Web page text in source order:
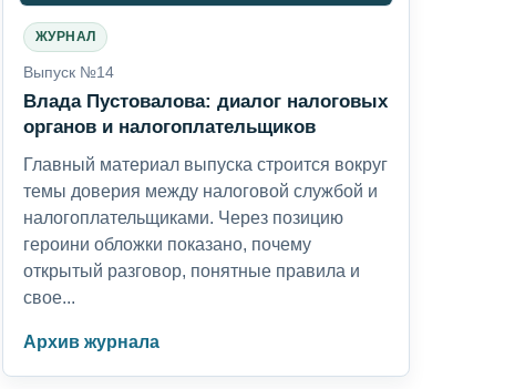
ЖУРНАЛ
Выпуск №14
Влада Пустовалова: диалог налоговых
органов и налогоплательщиков
Главный материал выпуска строится вокруг
темы доверия между налоговой службой и
налогоплательщиками. Через позицию
героини обложки показано, почему
открытый разговор, понятные правила и
свое...
Архив журнала